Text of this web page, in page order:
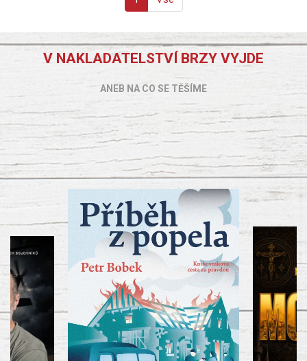
V NAKLADATELSTVÍ BRZY VYJDE
ANEB NA CO SE TĚŠÍME